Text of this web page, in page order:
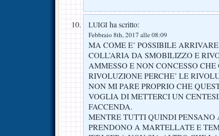
LUIGI ha scritto:
Febbraio 8th, 2017 alle 08:09
MA COME E’ POSSIBILE
COLL’ARIA DA SMOBILIZZO E
AMMESSO E NON CONCESSO
RIVOLUZIONE PERCHE’ LE
NON MI PARE PROPRIO CHE
VOGLIA DI METTERCI UN
FACCENDA.
MENTRE TUTTI QUINDI PENSANO
PRENDONO A MARTELLATE E